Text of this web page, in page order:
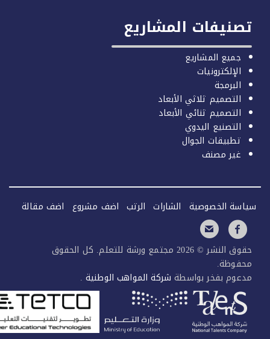
المشاريع
جميع المشاريع
الإلكترونيات
البرمجة
التصميم ثلاثي الأبعاد
التصميم ثنائي الأبعاد
التصنيع اليدوي
تطبيقات الجوال
غير مصنف
الخصوصية الشارات الرتب اضف مشروع اضف مقالة
حقوق النشر © 2026 مجتمع ورشة للتعلم. كل الحقوق
بفخر بواسطةشركة المواهب الوطنية.